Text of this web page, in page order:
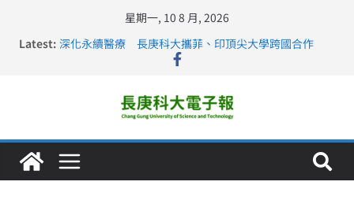
星期一, 10 8 月, 2026
Latest: 深化永續醫療 長庚科大攜菲、印頂尖大學跨國合作
長庚科大訪凱瑟醫療集團、美容學校收穫豐
仁德醫專與長庚科大締結策略聯盟 培育護理尖兵
長庚科大連四年穩居《遠見》醫學大學第5名 辦學實力再